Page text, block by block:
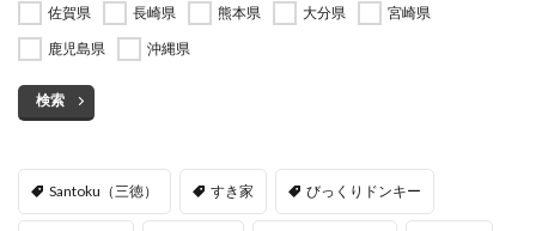
佐賀県
長崎県 熊本県 大分県
宮崎県
鹿児島県
沖縄県
検索
Santoku（三徳） すき家 びっくりドンキー